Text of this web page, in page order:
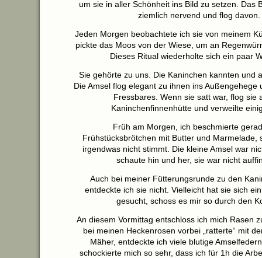
um sie in aller Schönheit ins Bild zu setzen. Das
ziemlich nervend und flog davon.
Jeden Morgen beobachtete ich sie von meinem
pickte das Moos von der Wiese, um an
Dieses Ritual wiederholte sich ein paar
Sie gehörte zu uns. Die Kaninchen kannten und
Die Amsel flog elegant zu ihnen ins Außengehege
Fressbares. Wenn sie satt war, flog sie
Kaninchenfinnenhütte und verweilte
Früh am Morgen, ich beschmierte
Frühstücksbrötchen mit Butter und Marmelade,
irgendwas nicht stimmt. Die kleine Amsel war
schaute hin und her, sie war nicht
Auch bei meiner Fütterungsrunde zu den
entdeckte ich sie nicht. Vielleicht hat sie sich
gesucht, schoss es mir so durch den
An diesem Vormittag entschloss ich mich Rasen
bei meinen Heckenrosen vorbei „ratterte“ mit
Mäher, entdeckte ich viele blutige
schockierte mich so sehr, dass ich für 1h die